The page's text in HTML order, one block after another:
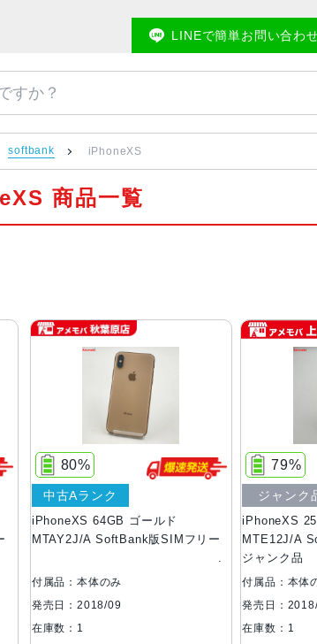
LINEで簡単お問い合わ
softbank iPhoneXS
商品一覧
iPhoneXS 64GB ゴールド
MTAY2J/A SoftBank版SIMフリー
80%
中古Aランク
付属品：本体のみ
発売日：2018/09
在庫数：1
iPhoneXS
MTE12J/A
ジャンク品
79%
ジャンク
付属品：本体
発売日：
在庫数：1